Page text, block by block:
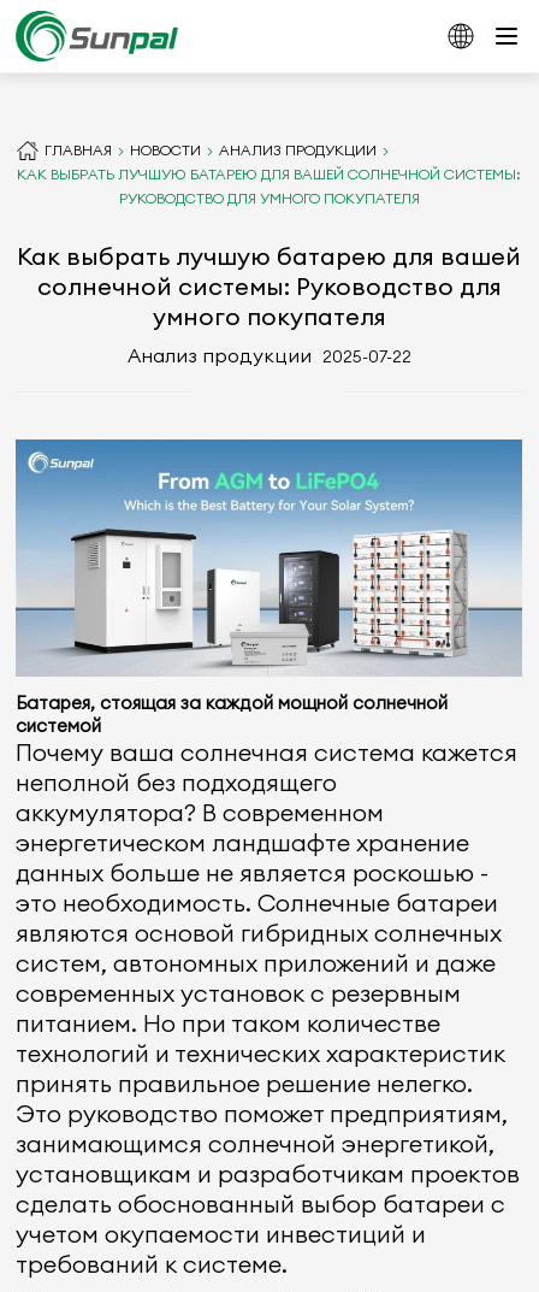
ГЛАВНАЯ НОВОСТИ
АНАЛИЗ ПРОДУКЦИИ
КАК ВЫБРАТЬ ЛУЧШУЮ БАТАРЕЮ ДЛЯ ВАШЕЙ СОЛНЕЧНОЙ СИСТЕМЫ:
РУКОВОДСТВО ДЛЯ УМНОГО ПОКУПАТЕЛЯ
Как выбрать лучшую батарею для вашей
солнечной системы: Руководство для
умного покупателя
Анализ продукции 2025-07-22
Батарея, стоящая за каждой мощной солнечной
системой
Почему ваша солнечная система кажется
неполной без подходящего
аккумулятора? В современном
энергетическом ландшафте хранение
данных больше не является роскошью -
это необходимость. Солнечные батареи
являются основой гибридных солнечных
систем, автономных приложений и даже
современных установок с резервным
питанием. Но при таком количестве
технологий и технических характеристик
принять правильное решение нелегко.
Это руководство поможет предприятиям,
занимающимся солнечной энергетикой,
установщикам и разработчикам проектов
сделать обоснованный выбор батареи с
учетом окупаемости инвестиций и
требований к системе.